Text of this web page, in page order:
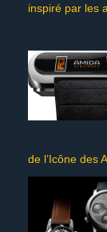
inspiré par les
de l’Icône des